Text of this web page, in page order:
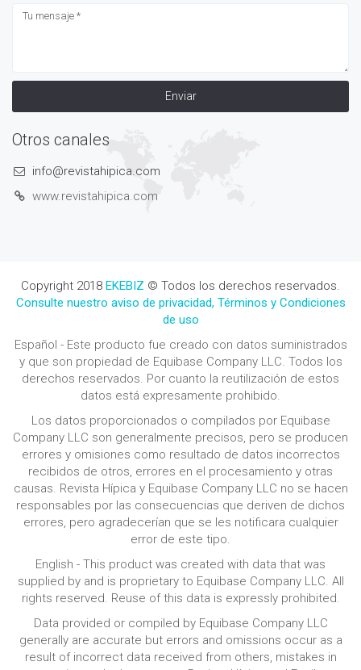
Enviar
Otros canales
info@revistahipica.com
www.revistahipica.com
Copyright 2018 EKEBIZ © Todos los derechos reservados.
Consulte nuestro aviso de privacidad, Términos y Condiciones
de uso
Español - Este producto fue creado con datos suministrados
y que son propiedad de Equibase Company LLC. Todos los
derechos reservados. Por cuanto la reutilización de estos
datos está expresamente prohibido.
Los datos proporcionados o compilados por Equibase
Company LLC son generalmente precisos, pero se producen
errores y omisiones como resultado de datos incorrectos
recibidos de otros, errores en el procesamiento y otras
causas. Revista Hípica y Equibase Company LLC no se hacen
responsables por las consecuencias que deriven de dichos
errores, pero agradecerían que se les notificara cualquier
error de este tipo.
English - This product was created with data that was
supplied by and is proprietary to Equibase Company LLC. All
rights reserved. Reuse of this data is expressly prohibited.
Data provided or compiled by Equibase Company LLC
generally are accurate but errors and omissions occur as a
result of incorrect data received from others, mistakes in